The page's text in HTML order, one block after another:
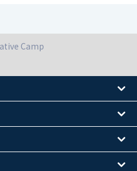
Camp